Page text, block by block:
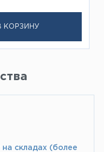
КОРЗИНУ
складах (более